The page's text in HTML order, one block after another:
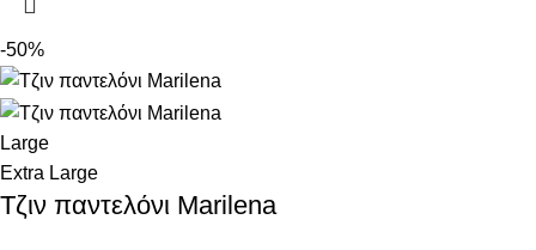
-50%
Large
Extra Large
Τζιν παντελόνι Marilena